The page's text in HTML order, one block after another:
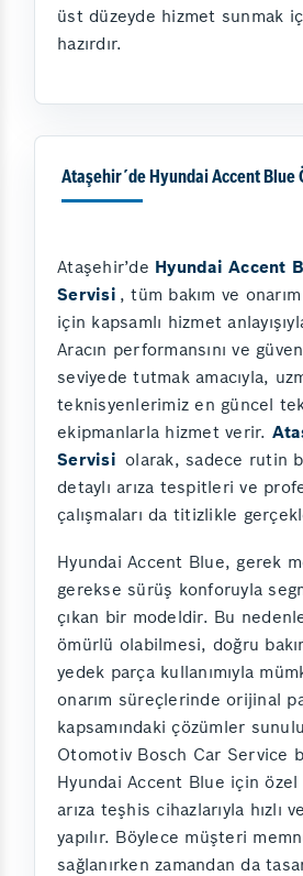
üst düzeyde hizmet sunmak
hazırdır.
Ataşehir´de Hyundai Accent Blue
Ataşehir’de Hyundai Accent
Servisi , tüm bakım ve
için kapsamlı hizmet
Aracın performansını ve
seviyede tutmak amacıyla,
teknisyenlerimiz en güncel
ekipmanlarla hizmet verir.
Servisi olarak, sadece rutin
detaylı arıza tespitleri ve
çalışmaları da titizlikle
Hyundai Accent Blue, gerek
gerekse sürüş konforuyla
çıkan bir modeldir. Bu
ömürlü olabilmesi, doğru
yedek parça kullanımıyla
onarım süreçlerinde orijinal
kapsamındaki çözümler
Otomotiv Bosch Car Service
Hyundai Accent Blue için
arıza teşhis cihazlarıyla hızlı
yapılır. Böylece müşteri
sağlanırken zamandan da